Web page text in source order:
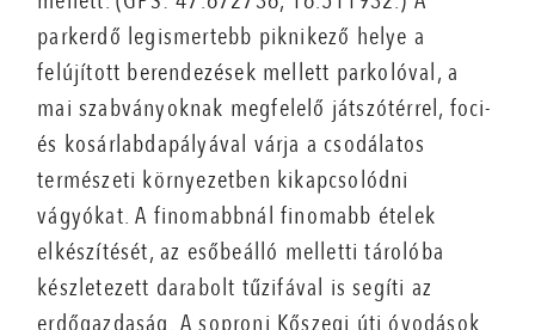
parkerdő legismertebb piknikező helye a
felújított berendezések mellett parkolóval, a
mai szabványoknak megfelelő játszótérrel, foci-
és kosárlabdapályával várja a csodálatos
természeti környezetben kikapcsolódni
vágyókat. A finomabbnál finomabb ételek
elkészítését, az esőbeálló melletti tárolóba
készletezett darabolt tűzifával is segíti az